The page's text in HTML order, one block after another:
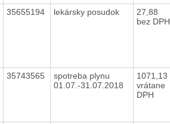
35655194 lekársky posudok
27,88
bez DPH
35743565
spotreba plynu
01.07.-31.07.2018
1071,13
vrátane
DPH